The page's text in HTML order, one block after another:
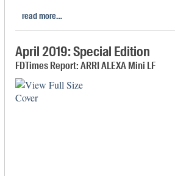
read more…
April 2019: Special Edition
FDTimes Report: ARRI ALEXA Mini LF